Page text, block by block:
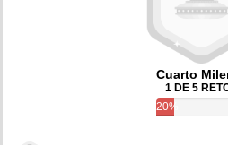
Cuarto
1 DE 5
20%